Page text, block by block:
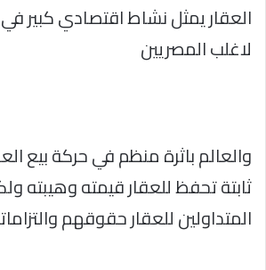
العقار يمثل نشاط اقتصادي كبير
لاغلب المصريين
والعالم باثرة منظم في حركة بيع
ثابتة تحفظ للعقار قيمته وهيبته
المتداولين للعقار حقوقهم